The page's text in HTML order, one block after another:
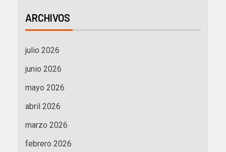
ARCHIVOS
julio 2026
junio 2026
mayo 2026
abril 2026
marzo 2026
febrero 2026